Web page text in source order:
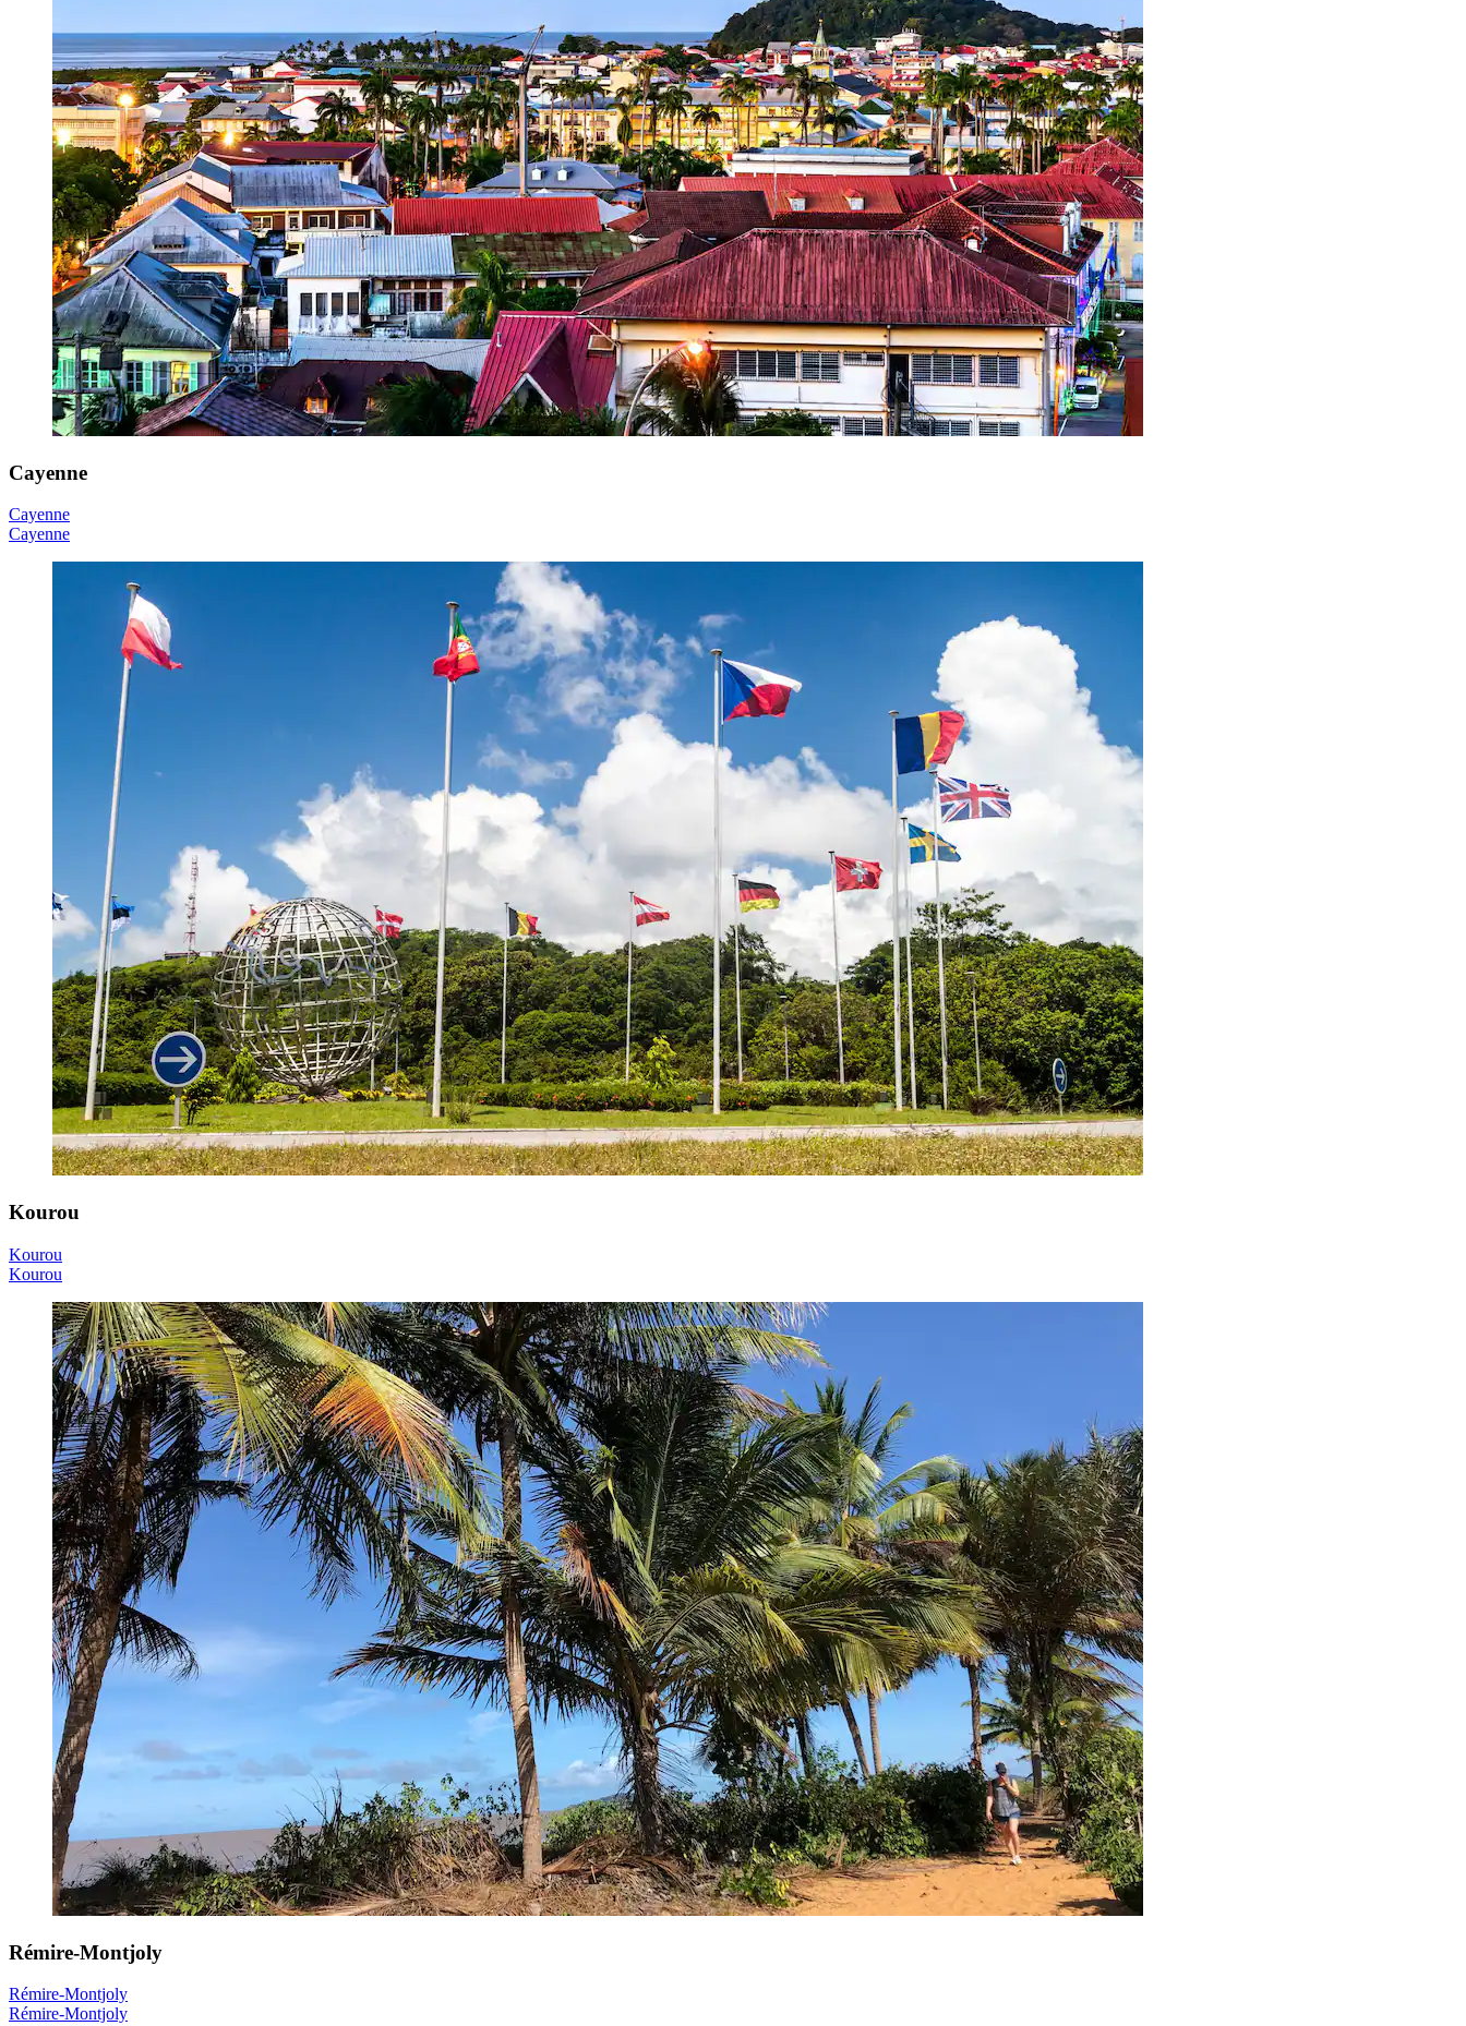
Cayenne
Cayenne
Cayenne
Kourou
Kourou
Kourou
Rémire-Montjoly
Rémire-Montjoly
Rémire-Montjoly